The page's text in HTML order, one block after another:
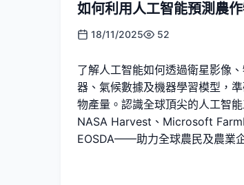
如何利用人工智能預測農
18/11/2025 52
了解人工智能如何透過衛星影像
器、氣候數據及機器學習模型，
物產量。認識全球頂尖的人工智
NASA Harvest、Microsoft
EOSDA——助力全球農民及農業